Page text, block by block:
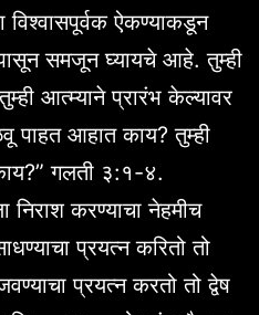
विश्वासपूर्वक ऐकण्याकडून
समजून घ्यायचे आहे. तुम्ही
आत्म्याने प्रारंभ केल्यावर
पाहत आहात काय? तुम्ही
गलती ३:१-४.
करण्याचा नेहमीच
प्रयत्न करितो तो
प्रयत्न करतो तो द्वेष